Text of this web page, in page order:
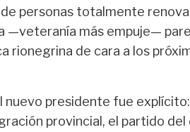
personas totalmente
—veteranía más empuje—
rionegrina de cara a los
presidente fue
provincial, el partido